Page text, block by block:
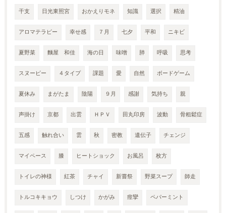
干支 日光東照宮 おかえりモネ 知識 選択 精油
アロマテラピー 幸せ感 ７月 七夕 平和 ニキビ
夏野菜 麵屋 和佳 海の日 味噌 肺 呼吸 思考
スヌーピー ４タイプ 課題 愛 自然 ボードゲーム
夏休み まがたま 陰陽 ９月 感謝 気持ち 親
声掛け 京都 出雲 ＨＰＶ 田丸印房 波動 骨粗鬆症
五感 触れ合い 雲 秋 密教 遺伝子 チェンジ
マイペース 膝 ヒートショック お風呂 枚方
トイレの神様 紅茶 チャイ 新嘗祭 野菜スープ 師走
トルコキキョウ しつけ かがみ 痙攣 ペパーミント